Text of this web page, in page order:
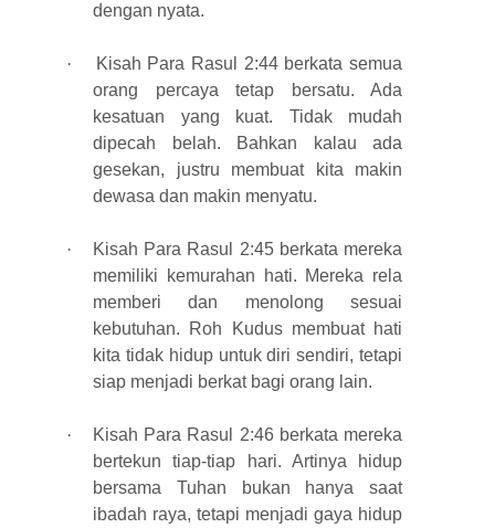
dengan nyata.
·
Kisah Para Rasul 2:44 berkata semua
orang percaya tetap bersatu. Ada
kesatuan yang kuat. Tidak mudah
dipecah belah. Bahkan kalau ada
gesekan, justru membuat kita makin
dewasa dan makin menyatu.
·
Kisah Para Rasul 2:45 berkata mereka
memiliki kemurahan hati. Mereka rela
memberi dan menolong sesuai
kebutuhan. Roh Kudus membuat hati
kita tidak hidup untuk diri sendiri, tetapi
siap menjadi berkat bagi orang lain.
·
Kisah Para Rasul 2:46 berkata mereka
bertekun tiap-tiap hari. Artinya hidup
bersama Tuhan bukan hanya saat
ibadah raya, tetapi menjadi gaya hidup